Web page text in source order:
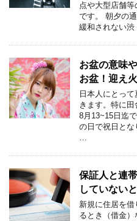
点や大型店舗
です。 朝夕の
緩和されない
お盆の意味
お盆！迎え
日本人にとっ
きます。特に
8月13~15日迄
の日で祝日とな
…
保証人と連
していない
新規に住居を
るとき（借金